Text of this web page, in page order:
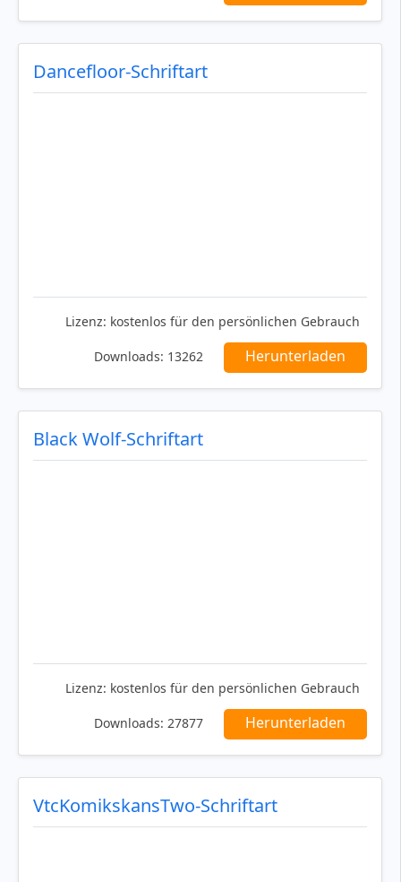
Dancefloor-Schriftart
Lizenz: kostenlos für den persönlichen Gebrauch
Downloads: 13262 Herunterladen
Black Wolf-Schriftart
Lizenz: kostenlos für den persönlichen Gebrauch
Downloads: 27877 Herunterladen
VtcKomikskansTwo-Schriftart